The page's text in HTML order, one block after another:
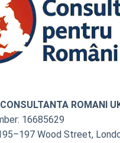
ROMANI
16685629
Wood Street,